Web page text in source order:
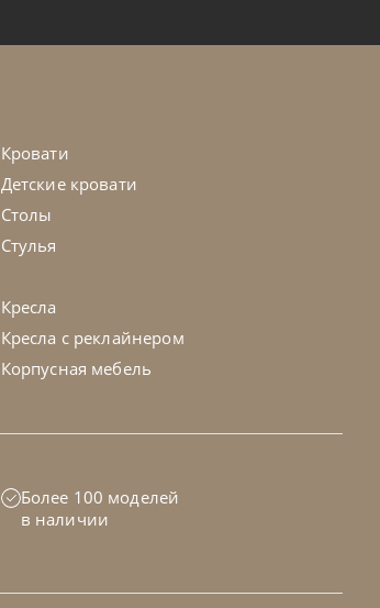
Кровати
Детские кровати
Столы
Стулья
Кресла
Кресла с реклайнером
Корпусная мебель
Более 100 моделей
в наличии